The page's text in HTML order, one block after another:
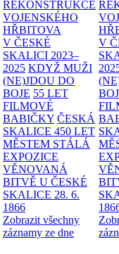
REKONSTRUKCE
VOJENSKÉHO
HŘBITOVA
V ČESKÉ
SKALICI 2023–
2025 KDYŽ MUŽI
(NE)JDOU DO
BOJE 55 LET
FILMOVÉ
BABIČKY ČESKÁ
SKALICE 450 LET
MĚSTEM STÁLÁ
EXPOZICE
VĚNOVANÁ
BITVĚ U ČESKÉ
SKALICE 28. 6.
1866
Zobrazit všechny
záznamy ze dne
V